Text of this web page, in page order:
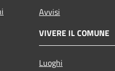
Avvisi
VIVERE IL COMUNE
Luoghi